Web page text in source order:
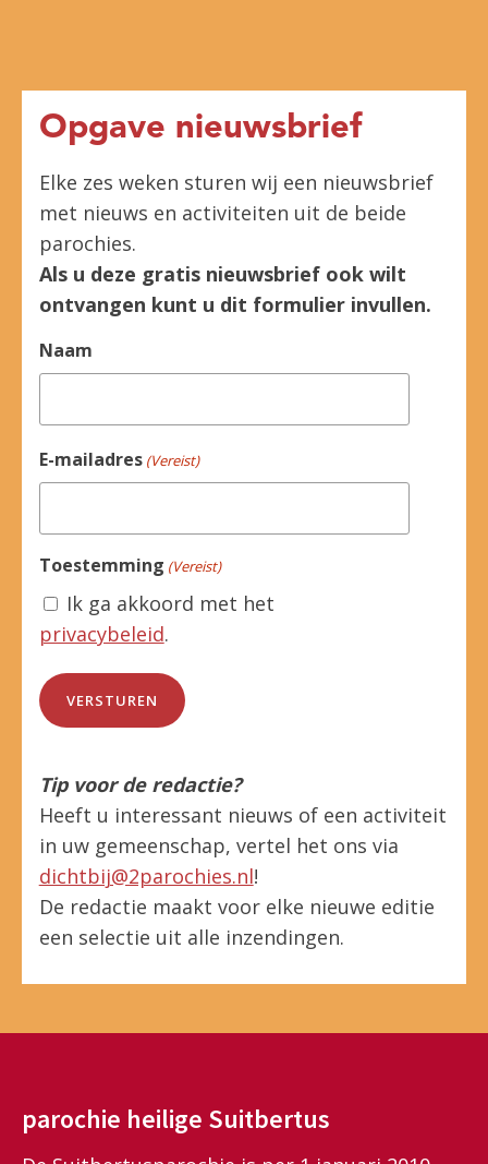
Opgave nieuwsbrief
Elke zes weken sturen wij een nieuwsbrief
met nieuws en activiteiten uit de beide
parochies.
Als u deze gratis nieuwsbrief ook wilt
ontvangen kunt u dit formulier invullen.
Naam
E-mailadres (Vereist)
Toestemming (Vereist)
Ik ga akkoord met het
privacybeleid.
Tip voor de redactie?
Heeft u interessant nieuws of een activiteit
in uw gemeenschap, vertel het ons via
dichtbij@2parochies.nl!
De redactie maakt voor elke nieuwe editie
een selectie uit alle inzendingen.
parochie heilige Suitbertus